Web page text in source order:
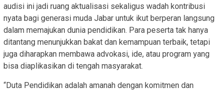
audisi ini jadi ruang aktualisasi sekaligus wadah kontribusi
nyata bagi generasi muda Jabar untuk ikut berperan langsung
dalam memajukan dunia pendidikan. Para peserta tak hanya
ditantang menunjukkan bakat dan kemampuan terbaik, tetapi
juga diharapkan membawa advokasi, ide, atau program yang
bisa diaplikasikan di tengah masyarakat.
“Duta Pendidikan adalah amanah dengan komitmen dan